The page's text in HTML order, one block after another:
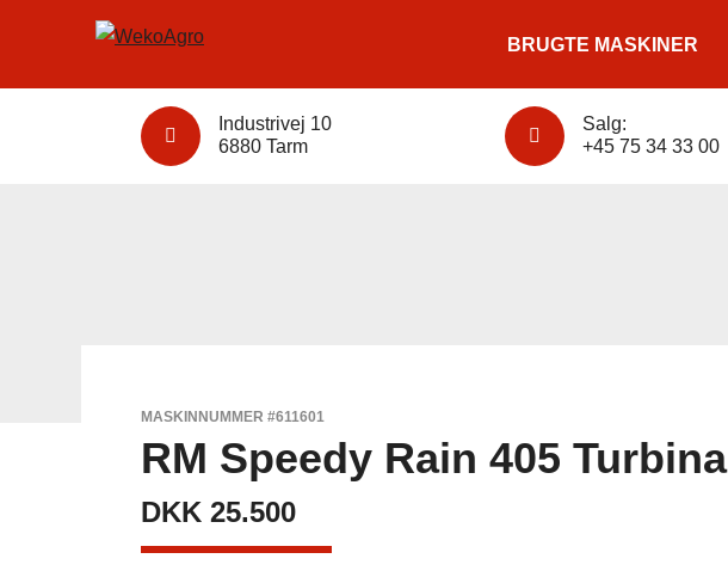
BRUGTE MASKINER
Industrivej 10
6880 Tarm
Salg:
+45 75 34 33 00
MASKINNUMMER #611601
RM Speedy Rain 405 Turbina
DKK 25.500